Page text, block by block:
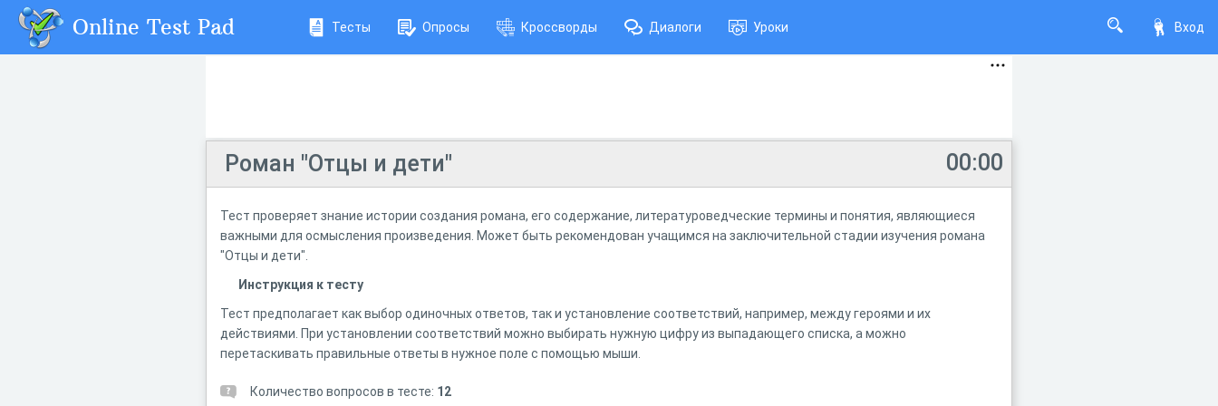
Вход
Online Test Pad Тесты Опросы Кроссворды Диалоги Уроки
00:00
Роман "Отцы и дети"
Тест проверяет знание истории создания романа, его содержание, литературоведческие термины и понятия, являющиеся
важными для осмысления произведения. Может быть рекомендован учащимся на заключительной стадии изучения романа
"Отцы и дети".
Инструкция к тесту
Тест предполагает как выбор одиночных ответов, так и установление соответствий, например, между героями и их
действиями. При установлении соответствий можно выбирать нужную цифру из выпадающего списка, а можно
перетаскивать правильные ответы в нужное поле с помощью мыши.
Количество вопросов в тесте: 12